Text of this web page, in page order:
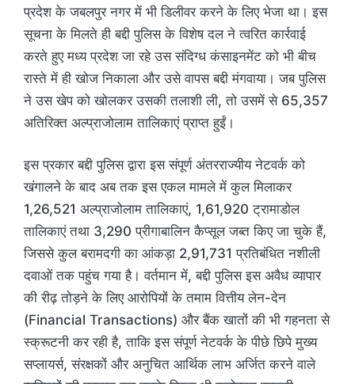
प्रदेश के जबलपुर नगर में भी डिलीवर करने के लिए भेजा था। इस
सूचना के मिलते ही बद्दी पुलिस के विशेष दल ने त्वरित कार्रवाई
करते हुए मध्य प्रदेश जा रहे उस संदिग्ध कंसाइनमेंट को भी बीच
रास्ते में ही खोज निकाला और उसे वापस बद्दी मंगवाया। जब पुलिस
ने उस खेप को खोलकर उसकी तलाशी ली, तो उसमें से 65,357
अतिरिक्त अल्प्राजोलाम तालिकाएं प्राप्त हुईं।
इस प्रकार बद्दी पुलिस द्वारा इस संपूर्ण अंतरराज्यीय नेटवर्क को
खंगालने के बाद अब तक इस एकल मामले में कुल मिलाकर
1,26,521 अल्प्राजोलाम तालिकाएं, 1,61,920 ट्रामाडोल
तालिकाएं तथा 3,290 प्रीगाबालिन कैप्सूल जब्त किए जा चुके हैं,
जिससे कुल बरामदगी का आंकड़ा 2,91,731 प्रतिबंधित नशीली
दवाओं तक पहुंच गया है। वर्तमान में, बद्दी पुलिस इस अवैध व्यापार
की रीढ़ तोड़ने के लिए आरोपियों के तमाम वित्तीय लेन-देन
(Financial Transactions) और बैंक खातों की भी गहनता से
स्क्रूटनी कर रही है, ताकि इस संपूर्ण नेटवर्क के पीछे छिपे मुख्य
सप्लायर्स, संरक्षकों और अनुचित आर्थिक लाभ अर्जित करने वाले